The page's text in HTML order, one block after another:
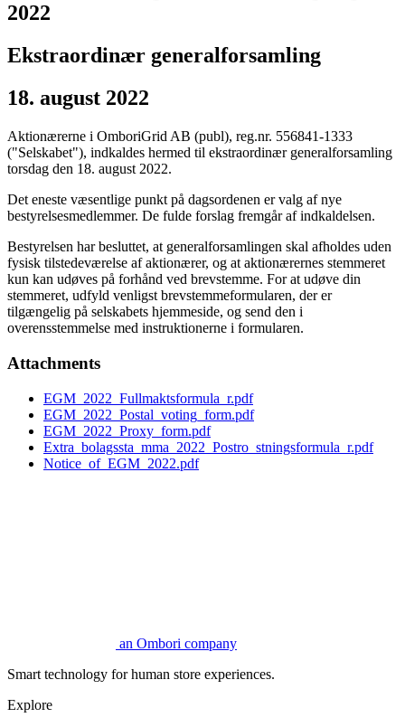
2022
Ekstraordinær generalforsamling
18. august 2022
Aktionærerne i OmboriGrid AB (publ), reg.nr. 556841-1333
("Selskabet"), indkaldes hermed til ekstraordinær generalforsamling
torsdag den 18. august 2022.
Det eneste væsentlige punkt på dagsordenen er valg af nye
bestyrelsesmedlemmer. De fulde forslag fremgår af indkaldelsen.
Bestyrelsen har besluttet, at generalforsamlingen skal afholdes uden
fysisk tilstedeværelse af aktionærer, og at aktionærernes stemmeret
kun kan udøves på forhånd ved brevstemme. For at udøve din
stemmeret, udfyld venligst brevstemmeformularen, der er
tilgængelig på selskabets hjemmeside, og send den i
overensstemmelse med instruktionerne i formularen.
Attachments
EGM_2022_Fullmaktsformula_r.pdf
EGM_2022_Postal_voting_form.pdf
EGM_2022_Proxy_form.pdf
Extra_bolagssta_mma_2022_Postro_stningsformula_r.pdf
Notice_of_EGM_2022.pdf
an Ombori company
Smart technology for human store experiences.
Explore